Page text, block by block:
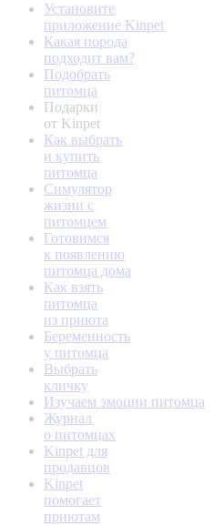
Установите
приложение Kinpet
Какая порода
подходит вам?
Подобрать
питомца
Подарки
от Kinpet
Как выбрать
и купить
питомца
Симулятор
жизни с
питомцем
Готовимся
к появлению
питомца дома
Как взять
питомца
из приюта
Беременность
у питомца
Выбрать
кличку
Изучаем эмоции питомца
Журнал
о питомцах
Kinpet для
продавцов
Kinpet
помогает
приютам